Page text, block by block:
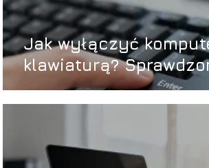
Jak wyłączyć
klawiaturą?
sposoby